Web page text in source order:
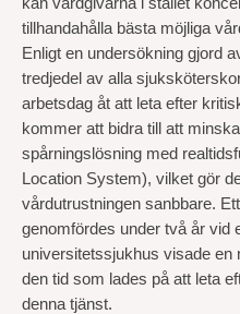
tillhandahålla bästa möjliga
Enligt en undersökning gjord
tredjedel av alla
arbetsdag åt att leta efter
kommer att bidra till att
spårningslösning med
Location System), vilket gör
vårdutrustningen sanbbare.
genomfördes under två år vid
universitetssjukhus visade
den tid som lades på att leta
denna tjänst.